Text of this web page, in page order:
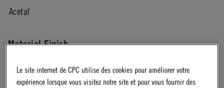
Acetal
Material Finish
Natural
Le site internet de CPC utilise des cookies pour améliorer votre
expérience lorsque vous visitez notre site et pour vous fournir des